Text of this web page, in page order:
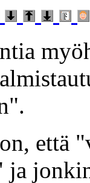
että